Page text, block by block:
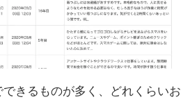
きるものが多く、どれくらいお